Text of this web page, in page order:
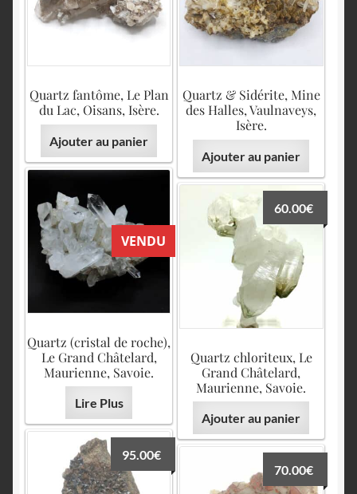
Quartz fantôme, Le Plan
du Lac, Oisans, Isère.
Ajouter au panier
Quartz & Sidérite, Mine
des Halles, Vaulnaveys,
Isère.
Ajouter au panier
VENDU
Quartz (cristal de roche),
Le Grand Châtelard,
Maurienne, Savoie.
Lire Plus
Quartz chloriteux, Le
Grand Châtelard,
Maurienne, Savoie.
60.00€
Ajouter au panier
95.00€
70.00€